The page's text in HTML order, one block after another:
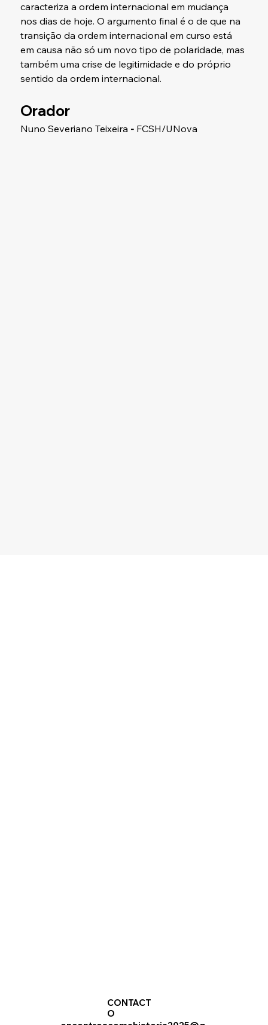
caracteriza a ordem internacional em mudança
nos dias de hoje. O argumento final é o de que na
transição da ordem internacional em curso está
em causa não só um novo tipo de polaridade, mas
também uma crise de legitimidade e do próprio
sentido da ordem internacional.
Orador
Nuno Severiano Teixeira - FCSH/UNova
CONTACT
O